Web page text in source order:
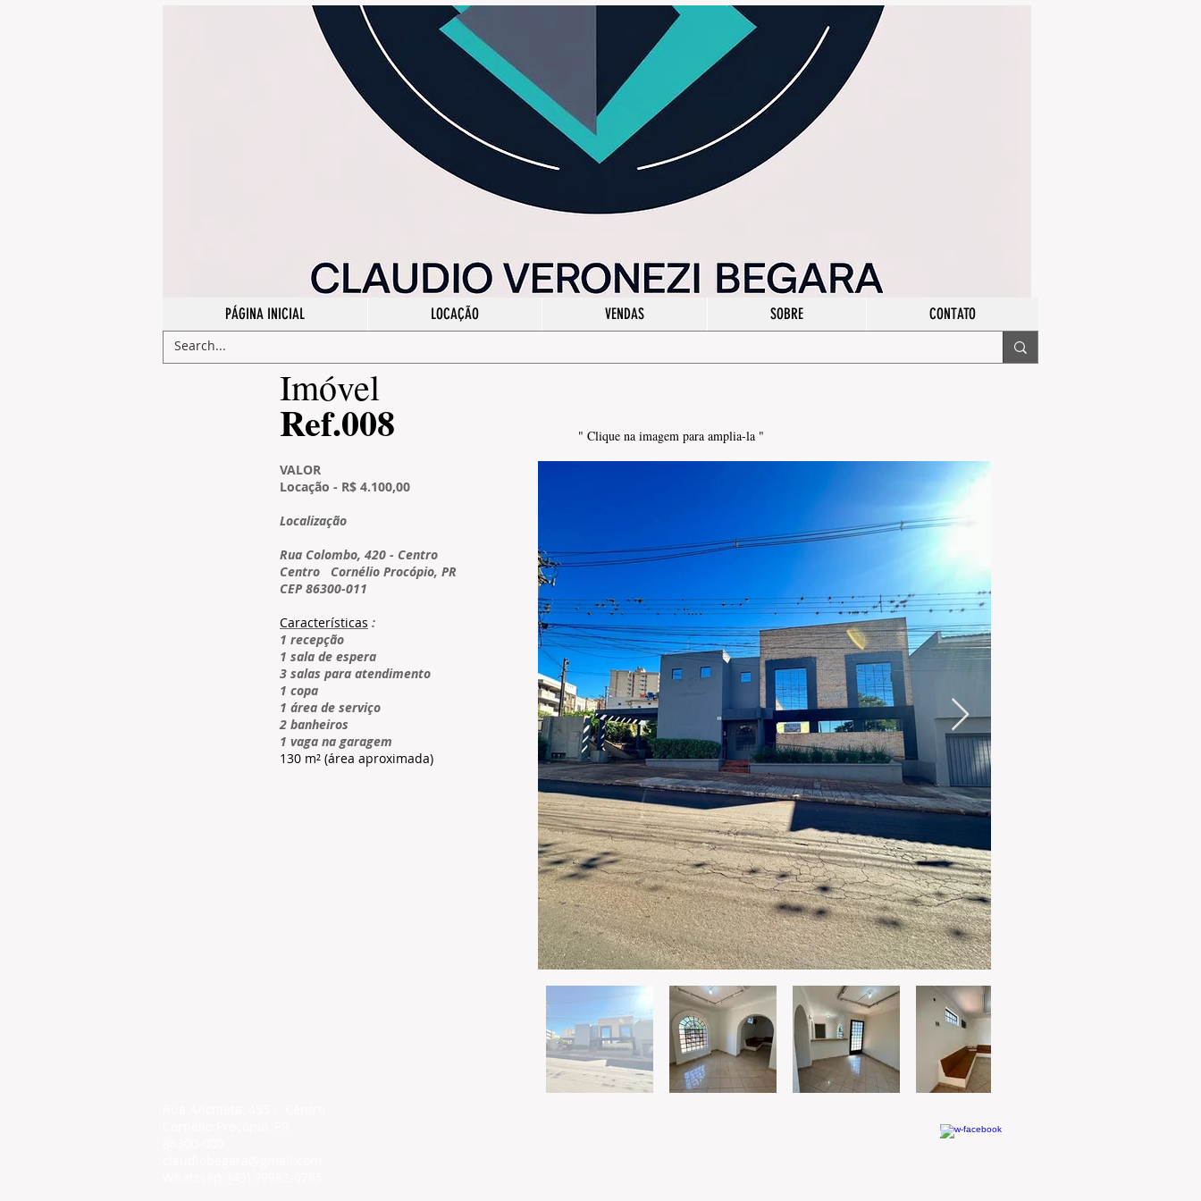
PÁGINA INICIAL LOCAÇÃO VENDAS SOBRE CONTATO
​Imóvel
​Ref.008
" Clique na imagem para amplia-la "
VALOR
Locação - R$ 4.100,00
​Localização
Rua Colombo, 420 - Centro
Centro
Cornélio Procópio, PR
CEP 86300-011
Características :
1 recepção
1 sala de espera
3 salas para atendimento
1 copa
1 área de serviço
2 banheiros
1 vaga na garagem
130 m² (área aproximada)
© 2023 por Bruno Juliao - Criado por FOX T.i